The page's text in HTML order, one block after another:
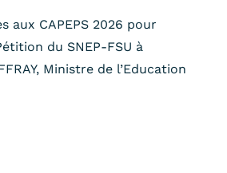
aux CAPEPS 2026 pour
du SNEP-FSU à
Ministre de l’Education